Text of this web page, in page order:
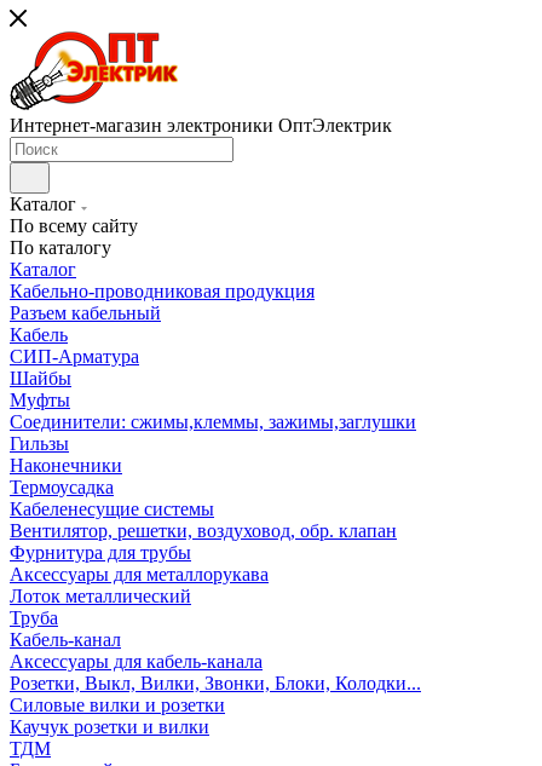
Интернет-магазин электроники ОптЭлектрик
Каталог
По всему сайту
По каталогу
Каталог
Кабельно-проводниковая продукция
Разъем кабельный
Кабель
СИП-Арматура
Шайбы
Муфты
Соединители: сжимы,клеммы, зажимы,заглушки
Гильзы
Наконечники
Термоусадка
Кабеленесущие системы
Вентилятор, решетки, воздуховод, обр. клапан
Фурнитура для трубы
Аксессуары для металлорукава
Лоток металлический
Труба
Кабель-канал
Аксессуары для кабель-канала
Розетки, Выкл, Вилки, Звонки, Блоки, Колодки...
Силовые вилки и розетки
Каучук розетки и вилки
ТДМ